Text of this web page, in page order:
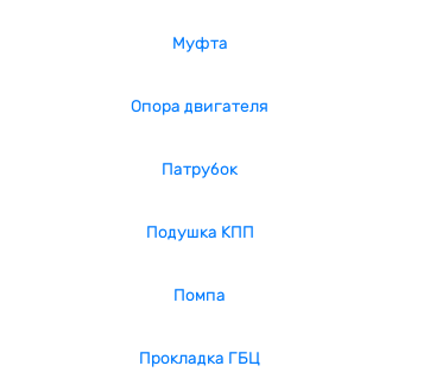
Муфта
Опора двигателя
Патрубок
Подушка КПП
Помпа
Прокладка ГБЦ